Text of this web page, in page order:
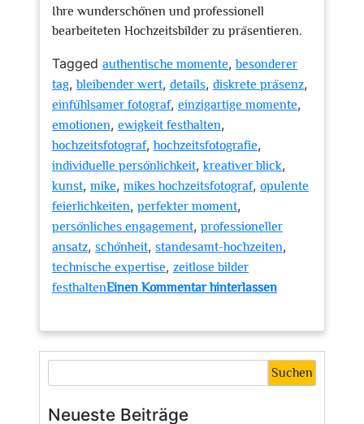
Ihre wunderschönen und professionell
bearbeiteten Hochzeitsbilder zu präsentieren.
Tagged authentische momente,besonderer
tag,bleibender wert, details, diskrete präsenz,
einfühlsamer fotograf, einzigartige momente,
emotionen, ewigkeit festhalten,
hochzeitsfotograf,hochzeitsfotografie,
individuelle persönlichkeit,kreativer blick,
kunst, mike, mikes hochzeitsfotograf, opulente
feierlichkeiten, perfekter moment,
persönliches engagement, professioneller
ansatz, schönheit, standesamt-hochzeiten,
technische expertise, zeitlose bilder
festhaltenEinen Kommentar hinterlassen
eingefangen:
Mike’s
Suchen
Neueste Beiträge